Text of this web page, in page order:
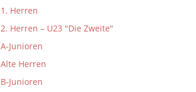
1. Herren
2. Herren – U23 "Die Zweite"
A-Junioren
Alte Herren
B-Junioren